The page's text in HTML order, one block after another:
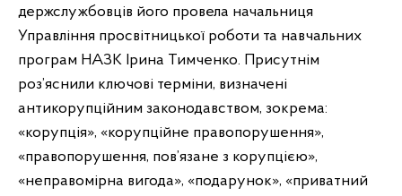
держслужбовців його провела начальниця
Управління просвітницької роботи та навчальних
програм НАЗК Ірина Тимченко. Присутнім
роз’яснили ключові терміни, визначені
антикорупційним законодавством, зокрема:
«корупція», «корупційне правопорушення»,
«правопорушення, пов’язане з корупцією»,
«неправомірна вигода», «подарунок», «приватний